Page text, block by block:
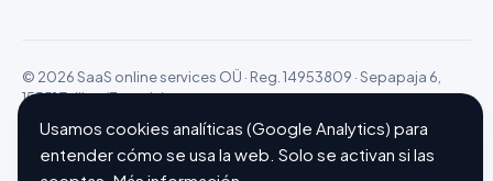
© 2026 SaaS online services OÜ · Reg. 14953809 · Sepapaja 6,
15551 Tallinn (Estonia)
Configurar cookies
Usamos cookies analíticas (Google Analytics) para
entender cómo se usa la web. Solo se activan si las